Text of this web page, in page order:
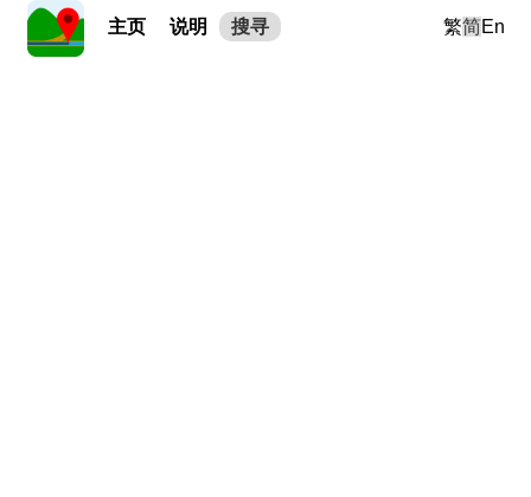
主页 说明 搜寻 繁简En